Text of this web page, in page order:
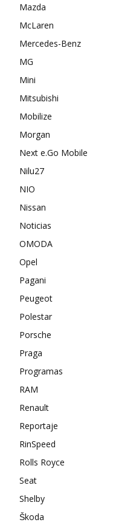
Mazda
McLaren
Mercedes-Benz
MG
Mini
Mitsubishi
Mobilize
Morgan
Next e.Go Mobile
Nilu27
NIO
Nissan
Noticias
OMODA
Opel
Pagani
Peugeot
Polestar
Porsche
Praga
Programas
RAM
Renault
Reportaje
RinSpeed
Rolls Royce
Seat
Shelby
Škoda